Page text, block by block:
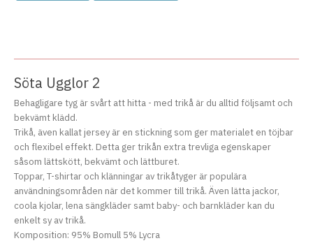
Söta Ugglor 2
Behagligare tyg är svårt att hitta - med trikå är du alltid följsamt och
bekvämt klädd.
Trikå, även kallat jersey är en stickning som ger materialet en töjbar
och flexibel effekt. Detta ger trikån extra trevliga egenskaper
såsom lättskött, bekvämt och lättburet.
Toppar, T-shirtar och klänningar av trikåtyger är populära
användningsområden när det kommer till trikå. Även lätta jackor,
coola kjolar, lena sängkläder samt baby- och barnkläder kan du
enkelt sy av trikå.
Komposition: 95% Bomull 5% Lycra